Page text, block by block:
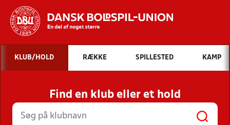
Hvad vil du søge efter?
INDHOLD OG NYHEDER
STILLINGER, RESULTATER, KLUBBER OG
HOLD
KLUB/HOLD RÆKKE SPILLESTED KAMP
Find en klub eller et hold